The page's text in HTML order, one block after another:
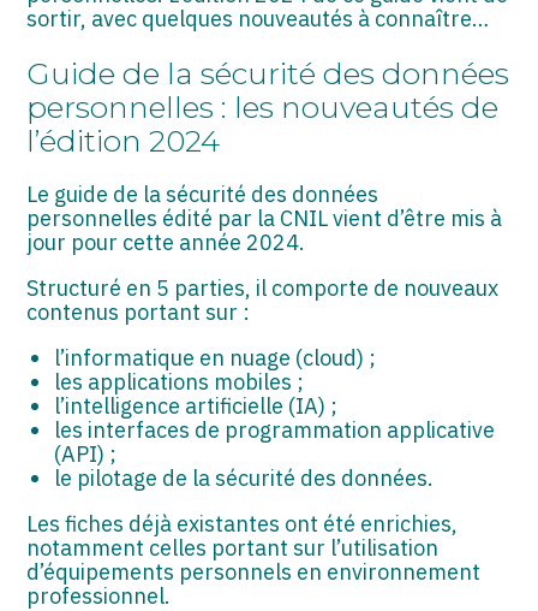
IMPATRIÉ / EXPATRIÉ
ASSOCIATIONS
START-UP
sortir, avec quelques nouveautés à connaître…
Guide de la sécurité des données
personnelles : les nouveautés de
l’édition 2024
Le guide de la sécurité des données
personnelles édité par la CNIL vient d’être mis à
jour pour cette année 2024.
Structuré en 5 parties, il comporte de nouveaux
contenus portant sur :
l’informatique en nuage (cloud) ;
les applications mobiles ;
l’intelligence artificielle (IA) ;
les interfaces de programmation applicative
(API) ;
le pilotage de la sécurité des données.
Les fiches déjà existantes ont été enrichies,
notamment celles portant sur l’utilisation
d’équipements personnels en environnement
professionnel.